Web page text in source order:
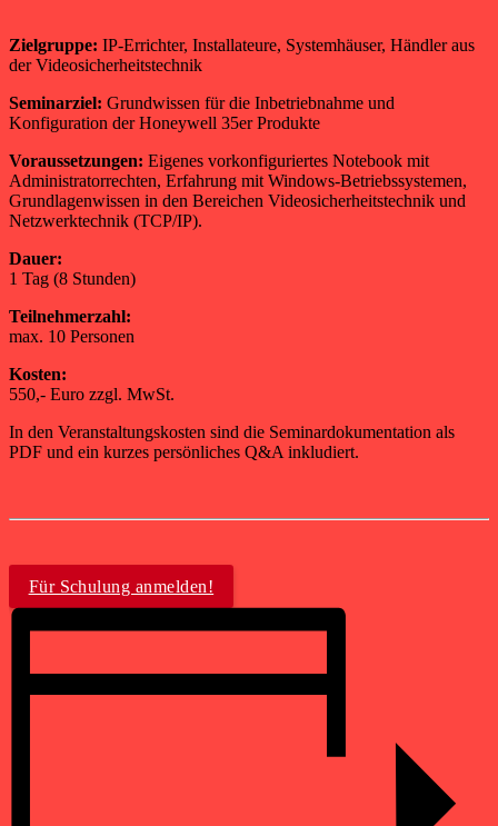
Zielgruppe: IP-Errichter, Installateure, Systemhäuser, Händler aus
der Videosicherheitstechnik
Seminarziel: Grundwissen für die Inbetriebnahme und
Konfiguration der Honeywell 35er Produkte
Voraussetzungen: Eigenes vorkonfiguriertes Notebook mit
Administratorrechten, Erfahrung mit Windows-Betriebssystemen,
Grundlagenwissen in den Bereichen Videosicherheitstechnik und
Netzwerktechnik (TCP/IP).
Dauer:
1 Tag (8 Stunden)
Teilnehmerzahl:
max. 10 Personen
Kosten:
550,- Euro zzgl. MwSt.
In den Veranstaltungskosten sind die Seminardokumentation als
PDF und ein kurzes persönliches Q&A inkludiert.
Für Schulung anmelden!